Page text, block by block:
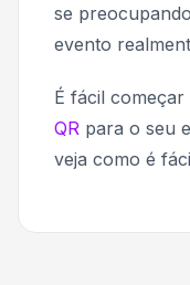
se
evento
É fácil começar
QR para o seu
veja como é